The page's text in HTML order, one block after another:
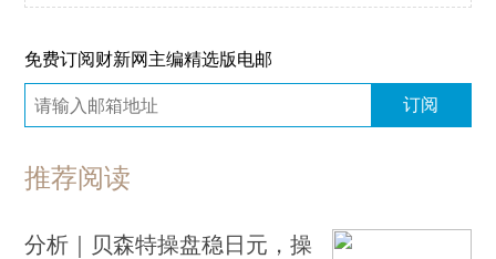
免费订阅财新网主编精选版电邮
订阅
推荐阅读
分析｜贝森特操盘稳日元，操